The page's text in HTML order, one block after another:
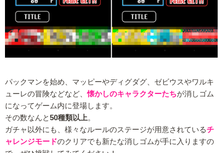
パックマンを始め、マッピーやディグダグ、ゼビウスやワルキ
ューレの冒険などなど、懐かしのキャラクターたちが消しゴム
になってゲーム内に登場します。
その数なんと50種類以上。
ガチャ以外にも、様々なルールのステージが用意されているチ
ャレンジモードのクリアでも新たな消しゴムが手に入りますの